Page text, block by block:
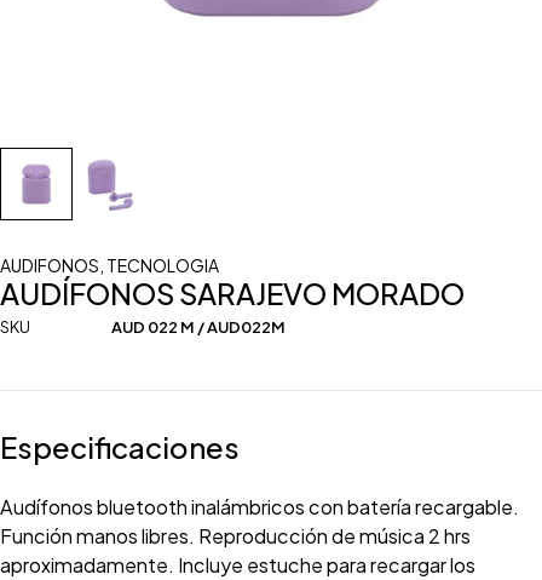
AUDIFONOS TECNOLOGIA
AUDÍFONOS SARAJEVO MORADO
SKU AUD 022 M / AUD022M
Especificaciones
Audífonos bluetooth inalámbricos con batería recargable.
Función manos libres. Reproducción de música 2 hrs
aproximadamente. Incluye estuche para recargar los